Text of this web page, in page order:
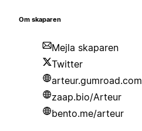
Om skaparen
Mejla skaparen
Twitter
arteur.gumroad.com
zaap.bio/Arteur
bento.me/arteur